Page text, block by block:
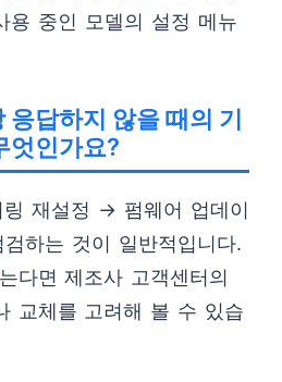
용 중인 모델의 설정 메뉴
응답하지 않을 때의 기
엇인가요?
재설정 → 펌웨어 업데이
하는 것이 일반적입니다.
다면 제조사 고객센터의
교체를 고려해 볼 수 있습